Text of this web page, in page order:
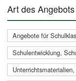
Art des Angebots
Angebote für
Schulentwicklung,